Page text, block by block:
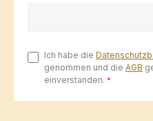
Ich habe die
genommen und die AGB
einverstanden. *